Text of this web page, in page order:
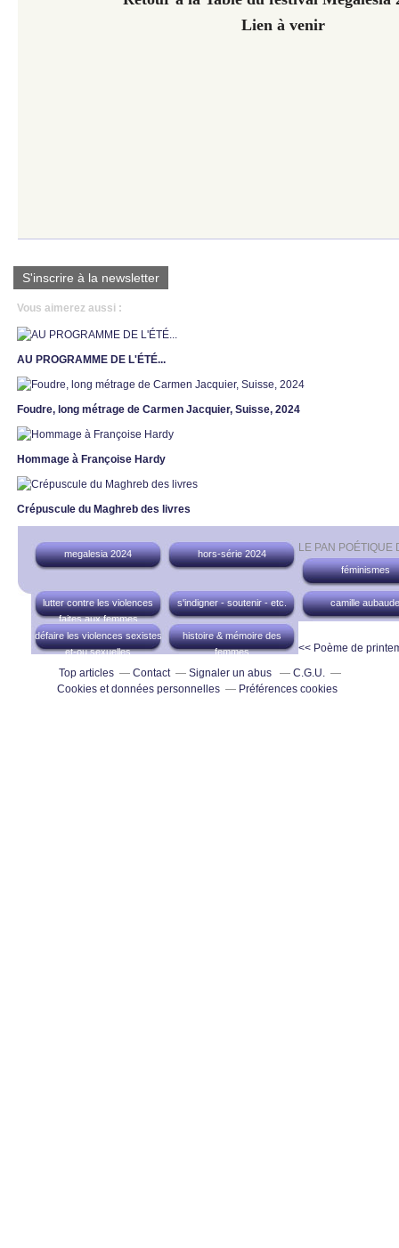
Lien à venir
S'inscrire à la newsletter
Vous aimerez aussi :
AU PROGRAMME DE L'ÉTÉ...
Foudre, long métrage de Carmen Jacquier, Suisse, 2024
Hommage à Françoise Hardy
Crépuscule du Maghreb des livres
LE PAN
megalesia 2024
hors-série 2024
féminismes
lutter contre les violences
faites aux femmes
s'indigner - soutenir - etc. camille aubaude
défaire les violences sexistes
et-ou sexuelles
histoire & mémoire des
femmes
<< Poème de
Top articles
Contact Signaler un abus
C.G.U.
Cookies et données personnelles
Préférences cookies